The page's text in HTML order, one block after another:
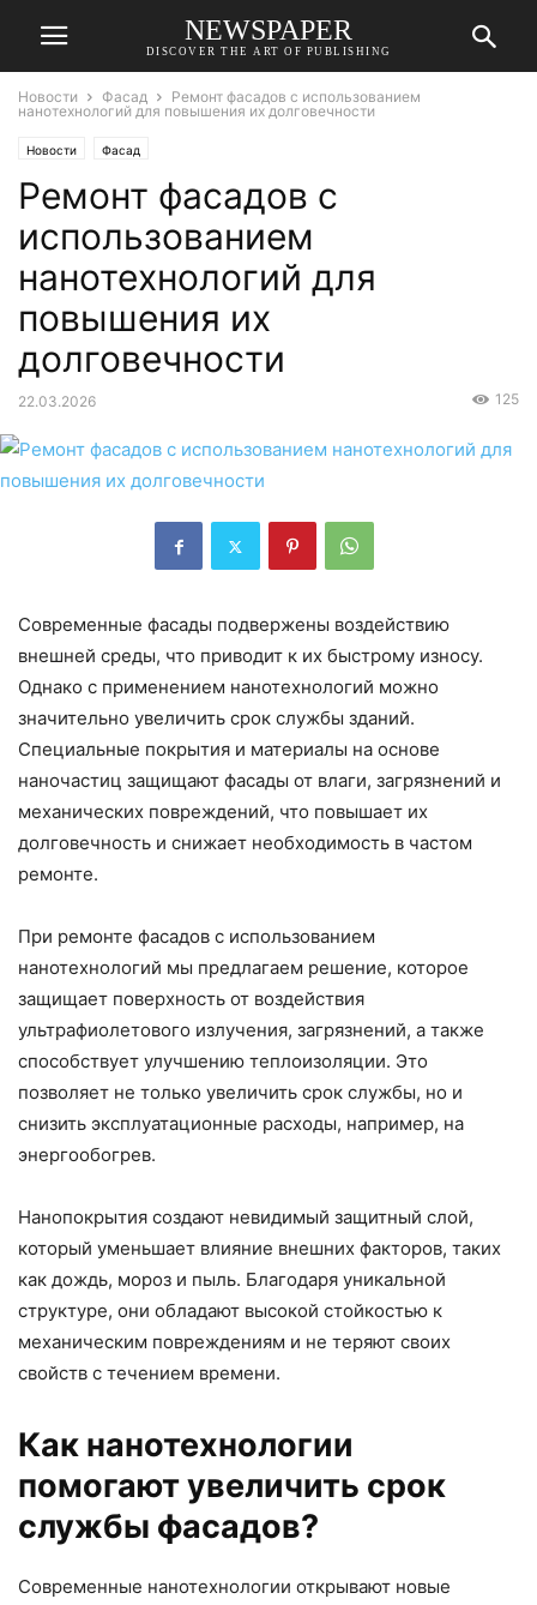
NEWSPAPER
DISCOVER THE ART OF PUBLISHING
Новости Фасад
Ремонт фасадов с использованием
нанотехнологий для повышения их долговечности
Новости Фасад
Ремонт фасадов с
использованием
нанотехнологий для
повышения их
долговечности
22.03.2026 125
Современные фасады подвержены воздействию
внешней среды, что приводит к их быстрому износу.
Однако с применением нанотехнологий можно
значительно увеличить срок службы зданий.
Специальные покрытия и материалы на основе
наночастиц защищают фасады от влаги, загрязнений и
механических повреждений, что повышает их
долговечность и снижает необходимость в частом
ремонте.
При ремонте фасадов с использованием
нанотехнологий мы предлагаем решение, которое
защищает поверхность от воздействия
ультрафиолетового излучения, загрязнений, а также
способствует улучшению теплоизоляции. Это
позволяет не только увеличить срок службы, но и
снизить эксплуатационные расходы, например, на
энергообогрев.
Нанопокрытия создают невидимый защитный слой,
который уменьшает влияние внешних факторов, таких
как дождь, мороз и пыль. Благодаря уникальной
структуре, они обладают высокой стойкостью к
механическим повреждениям и не теряют своих
свойств с течением времени.
Как нанотехнологии
помогают увеличить срок
службы фасадов?
Современные нанотехнологии открывают новые